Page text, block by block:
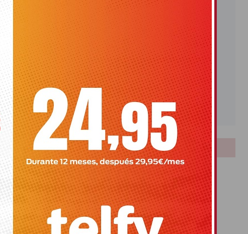
LOTERIAS
Bonoloto
Primitiva
El Gordo
Euromillones
Loteria
Once